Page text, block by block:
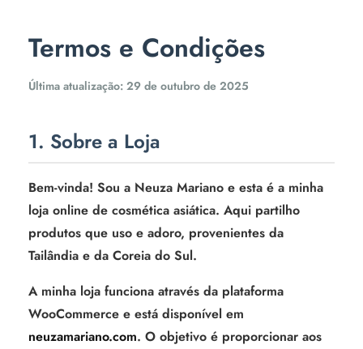
Termos e Condições
Última atualização: 29 de outubro de 2025
1. Sobre a Loja
Bem-vinda! Sou a Neuza Mariano e esta é a minha
loja online de cosmética asiática. Aqui partilho
produtos que uso e adoro, provenientes da
Tailândia e da Coreia do Sul.
A minha loja funciona através da plataforma
WooCommerce e está disponível em
neuzamariano.com. O objetivo é proporcionar aos